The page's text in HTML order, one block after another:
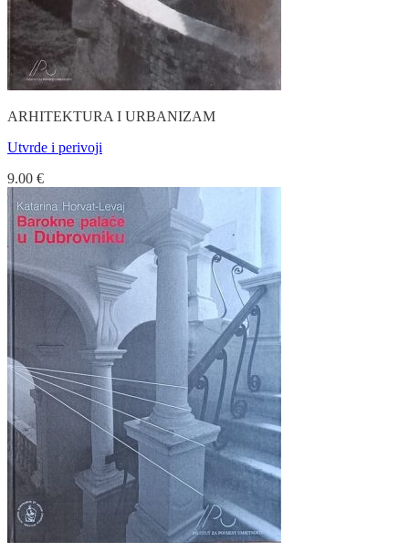
ARHITEKTURA I URBANIZAM
Utvrde i perivoji
9.00 €